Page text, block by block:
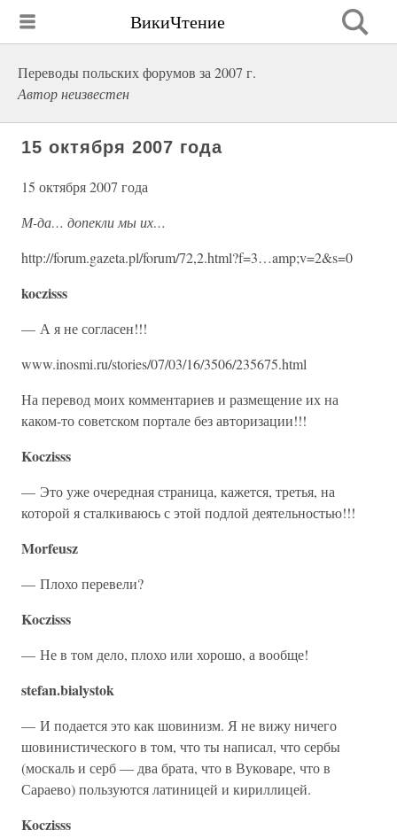
ВикиЧтение
Переводы польских форумов за 2007 г.
Автор неизвестен
15 октября 2007 года
15 октября 2007 года
М-да… допекли мы их…
http://forum.gazeta.pl/forum/72,2.html?f=3…amp;v=2&s=0
koczisss
— А я не согласен!!!
www.inosmi.ru/stories/07/03/16/3506/235675.html
На перевод моих комментариев и размещение их на
каком-то советском портале без авторизации!!!
Koczisss
— Это уже очередная страница, кажется, третья, на
которой я сталкиваюсь с этой подлой деятельностью!!!
Morfeusz
— Плохо перевели?
Koczisss
— Не в том дело, плохо или хорошо, а вообще!
stefan.bialystok
— И подается это как шовинизм. Я не вижу ничего
шовинистического в том, что ты написал, что сербы
(москаль и серб — два брата, что в Вуковаре, что в
Сараево) пользуются латиницей и кириллицей.
Koczisss